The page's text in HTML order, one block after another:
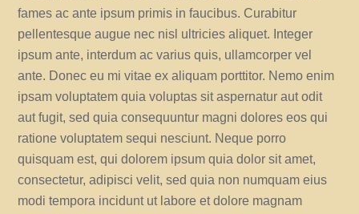
fames ac ante ipsum primis in faucibus. Curabitur
pellentesque augue nec nisl ultricies aliquet. Integer
ipsum ante, interdum ac varius quis, ullamcorper vel
ante. Donec eu mi vitae ex aliquam porttitor. Nemo enim
ipsam voluptatem quia voluptas sit aspernatur aut odit
aut fugit, sed quia consequuntur magni dolores eos qui
ratione voluptatem sequi nesciunt. Neque porro
quisquam est, qui dolorem ipsum quia dolor sit amet,
consectetur, adipisci velit, sed quia non numquam eius
modi tempora incidunt ut labore et dolore magnam